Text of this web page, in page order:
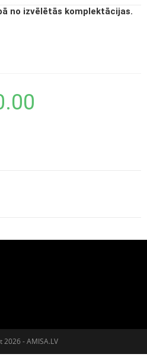
no izvēlētās komplektācijas.
2026 - AMISA.LV